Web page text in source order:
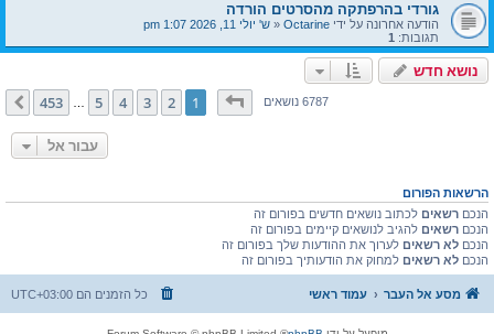
גורדי בהרפתקה מהסרטים הורדה
הודעה אחרונה על ידי Octarine
«ש' יולי 11, 2026 1:07 pm
תגובות: 1
נושא חדש
6787 נושאיםדף1מתוך 453
1
2
3
4
5
…
453 הבא
עבור אל
הרשאות הפורום
הנכם רשאיםלכתוב נושאים חדשים בפורום זה
הנכם רשאיםלהגיב לנושאים קיימים בפורום זה
הנכם לא רשאיםלערוך את ההודעות שלך בפורום זה
הנכם לא רשאיםלמחוק את הודעותיך בפורום זה
מסע אל העבר עמוד ראשי כל הזמנים הם UTC+03:00